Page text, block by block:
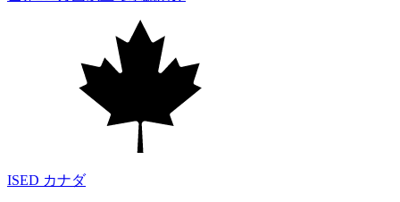
ISED カナダ